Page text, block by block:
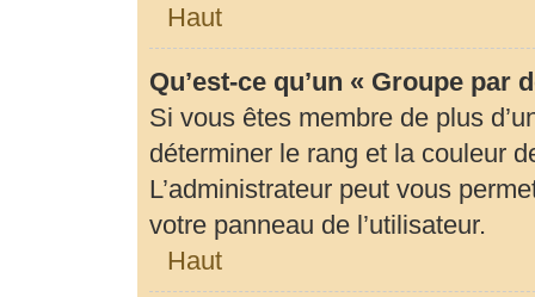
Haut
Qu’est-ce qu’un « Groupe par
Si vous êtes membre de plus
déterminer le rang et la couleur
L’administrateur peut vous
votre panneau de l’utilisateur.
Haut